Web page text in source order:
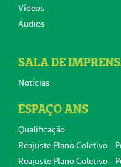
Vídeos
Áudios
SALA DE
Notícias
ESPAÇO ANS
Qualificação
Reajuste Plano Coletivo -
Reajuste Plano Coletivo -